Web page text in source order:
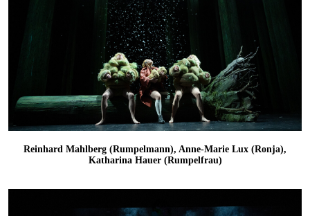
Reinhard Mahlberg (Rumpelmann), Anne-Marie Lux (Ronja),
Katharina Hauer (Rumpelfrau)